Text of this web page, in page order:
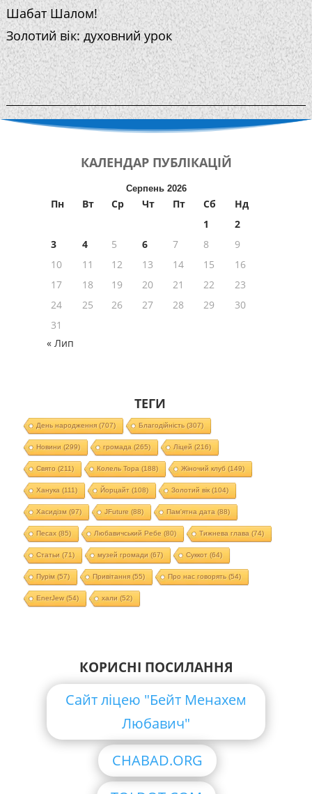
Шабат Шалом!
Золотий вік: духовний урок
КАЛЕНДАР ПУБЛІКАЦІЙ
Серпень 2026
Пн Вт Ср Чт Пт Сб
Нд
1
2
3
4 5 6 7 8
9
10
11 12 13 14 15
16
17
18 19 20 21 22
23
24
25 26 27 28 29
30
31
« Лип
ТЕГИ
День народження(707) Благодійність (307)
Новини (299) громада (265) Ліцей (216)
Свято (211) Колель Тора (188) Жіночий клуб (149)
Ханука (111) Йорцайт (108) Золотий вік(104)
Хасидізм (97) JFuture (88) Пам'ятна дата (88)
Песах(85) Любавичський Ребе (80) Тижнева глава (74)
Статьи (71) музей громади (67) Суккот (64)
Пурім (57) Привітання(55) Про нас говорять (54)
EnerJew(54) хали (52)
КОРИСНІ ПОСИЛАННЯ
Сайт ліцею "Бейт Менахем
Любавич"
CHABAD.ORG